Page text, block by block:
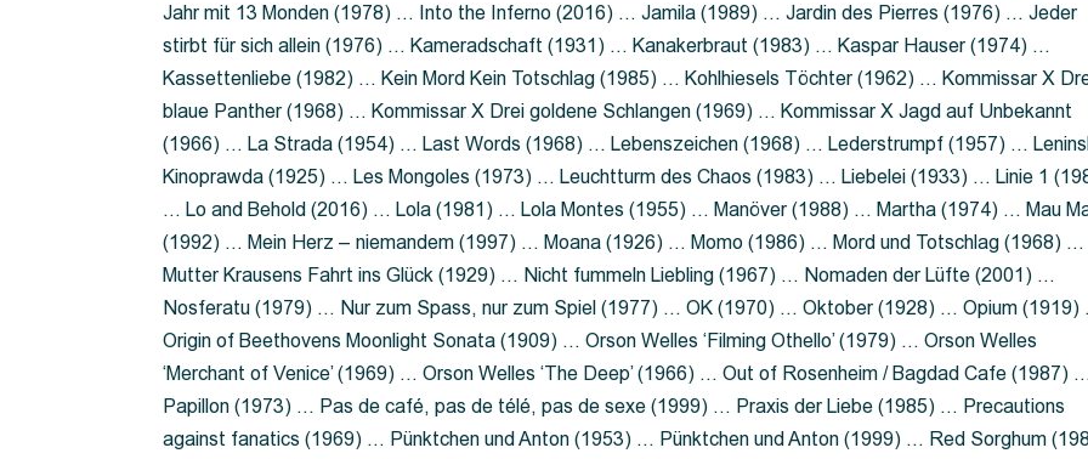
Jahr mit 13 Monden (1978) … Into the Inferno (2016) … Jamila (1989) … Jardin des Pierres (1976) … Jeder
stirbt für sich allein (1976) … Kameradschaft (1931) … Kanakerbraut (1983) … Kaspar Hauser (1974) …
Kassettenliebe (1982) … Kein Mord Kein Totschlag (1985) … Kohlhiesels Töchter (1962) … Kommissar X
blaue Panther (1968) … Kommissar X Drei goldene Schlangen (1969) … Kommissar X Jagd auf Unbekannt
(1966) … La Strada (1954) … Last Words (1968) … Lebenszeichen (1968) … Lederstrumpf (1957) …
Kinoprawda (1925) … Les Mongoles (1973) … Leuchtturm des Chaos (1983) … Liebelei (1933) … Linie 1
… Lo and Behold (2016) … Lola (1981) … Lola Montes (1955) … Manöver (1988) … Martha (1974) … Mau
(1992) … Mein Herz – niemandem (1997) … Moana (1926) … Momo (1986) … Mord und Totschlag (1968) …
Mutter Krausens Fahrt ins Glück (1929) … Nicht fummeln Liebling (1967) … Nomaden der Lüfte (2001) …
Nosferatu (1979) … Nur zum Spass, nur zum Spiel (1977) … OK (1970) … Oktober (1928) … Opium (1919)
Origin of Beethovens Moonlight Sonata (1909) … Orson Welles ‘Filming Othello’ (1979) … Orson Welles
‘Merchant of Venice’ (1969) … Orson Welles ‘The Deep’ (1966) … Out of Rosenheim / Bagdad Cafe (1987) …
Papillon (1973) … Pas de café, pas de télé, pas de sexe (1999) … Praxis der Liebe (1985) … Precautions
against fanatics (1969) … Pünktchen und Anton (1953) … Pünktchen und Anton (1999) … Red Sorghum